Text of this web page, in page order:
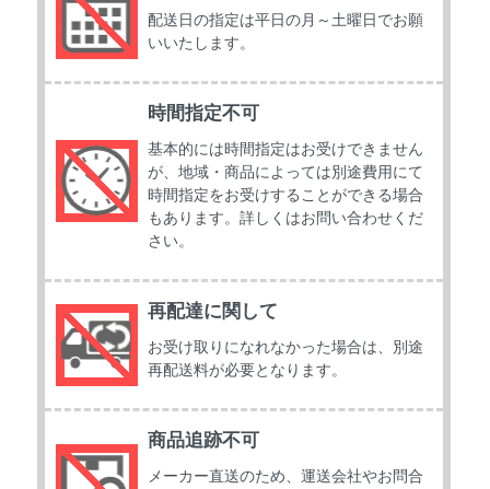
配送日の指定は平日の月～土曜日でお願
いいたします。
時間指定不可
基本的には時間指定はお受けできません
が、地域・商品によっては別途費用にて
時間指定をお受けすることができる場合
もあります。詳しくはお問い合わせくだ
さい。
再配達に関して
お受け取りになれなかった場合は、別途
再配送料が必要となります。
商品追跡不可
メーカー直送のため、運送会社やお問合